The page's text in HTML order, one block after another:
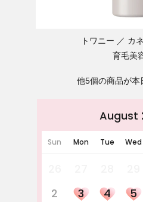
トワニー
カ
育毛美
他5個の商品が本
August
Sun Mon Tue Wed
2
3 4 5